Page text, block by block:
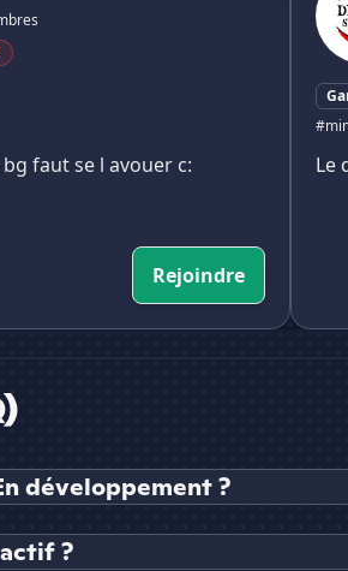
faut se l avouer c:
Rejoindre
Le
développement ?
?